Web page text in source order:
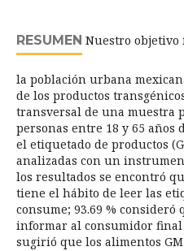
RESUMEN Nuestro objetivo
la población urbana
de los productos
transversal de una muestra
personas entre 18 y 65 años
el etiquetado de productos
analizadas con un
los resultados se encontró
tiene el hábito de leer las
consume; 93.69 %
informar al consumidor final
sugirió que los alimentos